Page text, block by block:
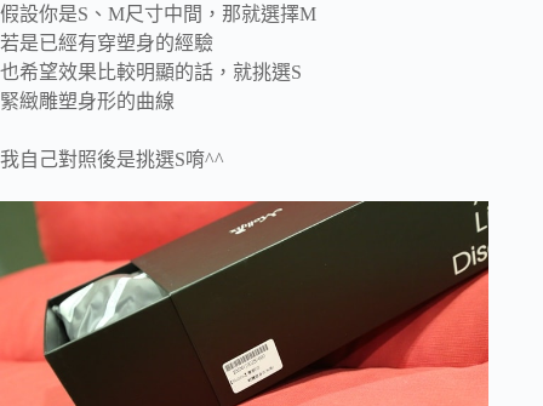
假設你是S、M尺寸中間，那就選擇M
若是已經有穿塑身的經驗
也希望效果比較明顯的話，就挑選S
緊緻雕塑身形的曲線
我自己對照後是挑選S唷^^